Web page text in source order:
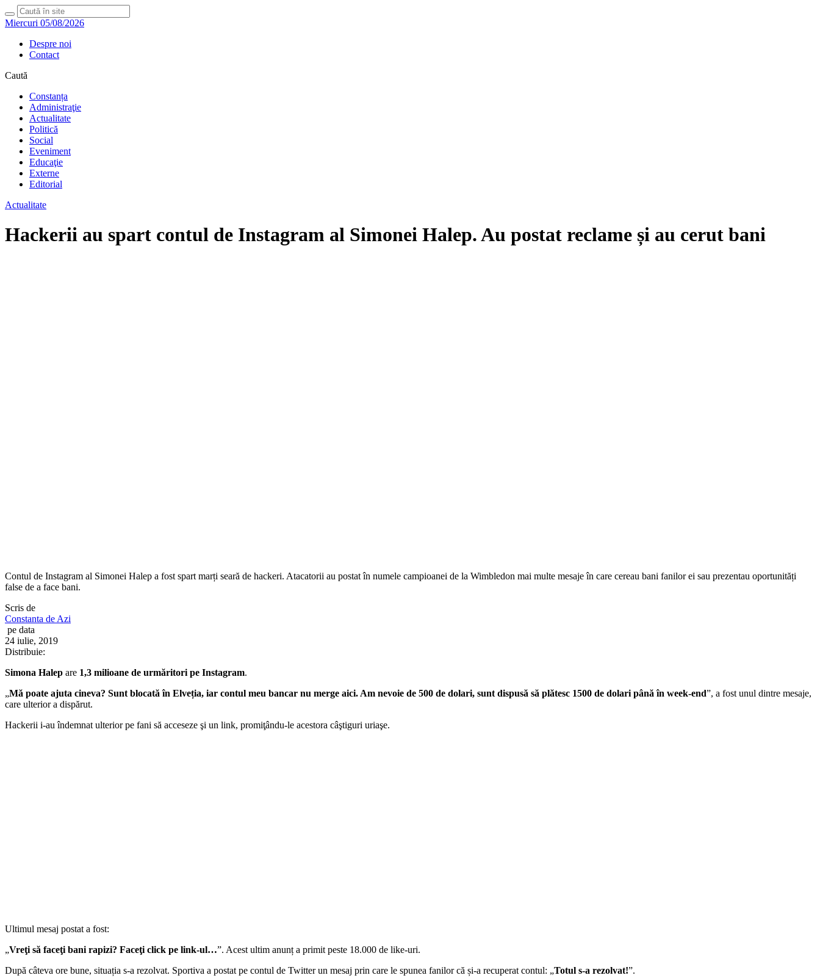
Miercuri 05/08/2026
Despre noi
Contact
Caută
Constanța
Administraţie
Actualitate
Politică
Social
Eveniment
Educaţie
Externe
Editorial
Actualitate
Hackerii au spart contul de Instagram al Simonei Halep. Au postat reclame și au cerut bani
Contul de Instagram al Simonei Halep a fost spart marți seară de hackeri. Atacatorii au postat în numele campioanei de la Wimbledon mai multe mesaje în care cereau bani fanilor ei sau prezentau oportunități
false de a face bani.
Scris de
Constanta de Azi
pe data
24 iulie, 2019
Distribuie:
Simona Halep are 1,3 milioane de urmăritori pe Instagram.
„Mă poate ajuta cineva? Sunt blocată în Elveția, iar contul meu bancar nu merge aici. Am nevoie de 500 de dolari, sunt dispusă să plătesc 1500 de dolari până în week-end”, a fost unul dintre mesaje,
care ulterior a dispărut.
Hackerii i-au îndemnat ulterior pe fani să acceseze şi un link, promiţându-le acestora câştiguri uriaşe.
Ultimul mesaj postat a fost:
„Vreţi să faceţi bani rapizi? Faceţi click pe link-ul…”. Acest ultim anunț a primit peste 18.000 de like-uri.
După câteva ore bune, situația s-a rezolvat. Sportiva a postat pe contul de Twitter un mesaj prin care le spunea fanilor că și-a recuperat contul: „Totul s-a rezolvat!”.